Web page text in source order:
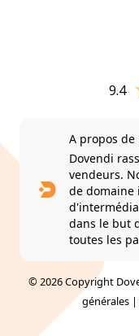
9.4
A propos de
Dovendi
vendeurs.
de domaine
dans le but
toutes les
© 2026 Copyright
générales |